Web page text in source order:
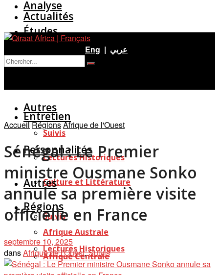
Analyse
Études
Entretien
Autres
Suivis
Lectures Historiques
Culture et Littérature
Régions
Afrique Australe
Afrique Centrale
Actualités
Entretien
Personnalités
Autres
Suivis
Lectures Historiques
Eng | عربي
AccueilRégionsAfrique de l'Ouest
Sénégal : Le Premier
ministre Ousmane Sonko
annule sa première visite
officielle en France
septembre 10, 2025
dansAfrique de l'Ouest,Suivis